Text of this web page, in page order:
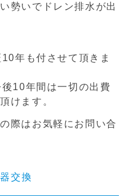
勢いでドレン排水が出
年も付させて頂きま
10年間は一切の出費
けます。
際はお気軽にお問い合
交換